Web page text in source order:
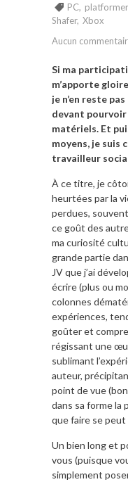
PC, platformer
Shafer, Xbox
Aucun
Si ma
m’apporte
je n’en reste
devant
matériels. Et
moyens, je suis
travailleur
À ce titre, je
heurtées par la
perdues,
ce goût des
ma curiosité
grande partie
JV que j’ai
écrire (plus ou
colonnes
expériences,
goûter et
régissant une
sublimant
auteur,
point de vue
dans sa forme la
que faire se
Un bien long et
vous (puisque
simplement